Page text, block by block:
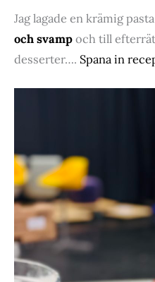
Jag lagade en krämig
och svampoch till
desserter…. Spana in